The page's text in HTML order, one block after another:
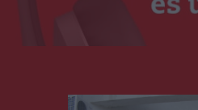
Podcast és videók
Stáb
Kapcsolat